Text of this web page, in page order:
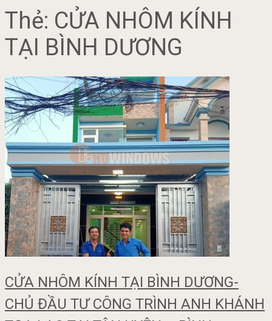
Thẻ: CỬA NHÔM KÍNH
TẠI BÌNH DƯƠNG
CỬA NHÔM KÍNH TẠI BÌNH DƯƠNG-
CHỦ ĐẦU TƯ CÔNG TRÌNH ANH KHÁNH